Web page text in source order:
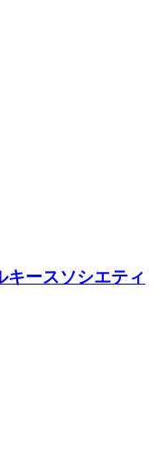
キースソシエティ